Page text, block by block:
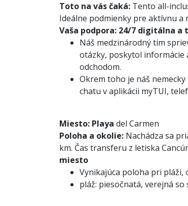
Toto na vás čaká: Tento all-
Ideálne podmienky pre aktívnu a
Vaša podpora: 24/7 digitálna a
Náš medzinárodný tím
otázky, poskytol informácie
odchodom.
Okrem toho je náš
chatu v aplikácii myTUI,
Miesto: Playa del Carmen
Poloha a okolie: Nachádza sa
km. Čas transferu z letiska
miesto
Vynikajúca poloha pri
pláž: piesočnatá, verejná